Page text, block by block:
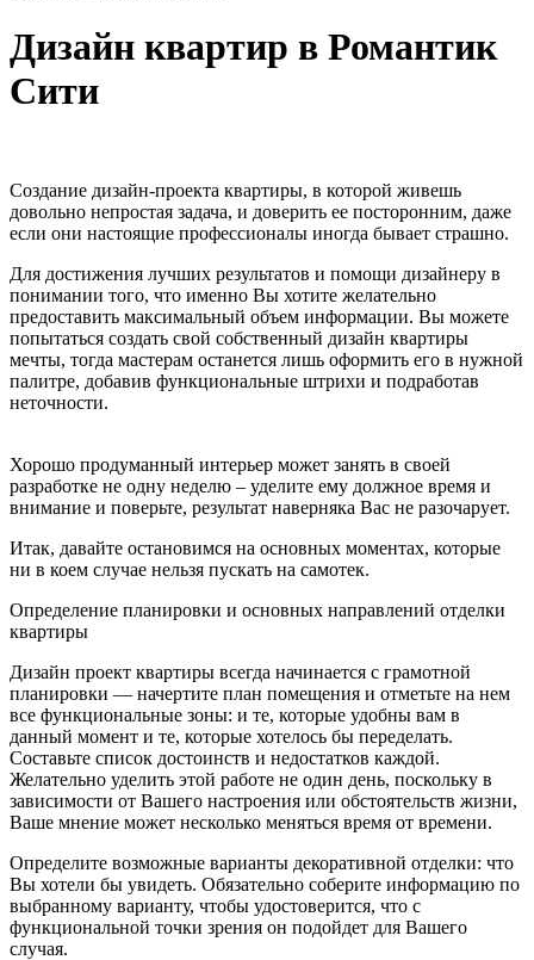
Дизайн квартир в Романтик
Сити
Создание дизайн-проекта квартиры, в которой живешь
довольно непростая задача, и доверить ее посторонним, даже
если они настоящие профессионалы иногда бывает страшно.
Для достижения лучших результатов и помощи дизайнеру в
понимании того, что именно Вы хотите желательно
предоставить максимальный объем информации. Вы можете
попытаться создать свой собственный дизайн квартиры
мечты, тогда мастерам останется лишь оформить его в нужной
палитре, добавив функциональные штрихи и подработав
неточности.
Хорошо продуманный интерьер может занять в своей
разработке не одну неделю – уделите ему должное время и
внимание и поверьте, результат наверняка Вас не разочарует.
Итак, давайте остановимся на основных моментах, которые
ни в коем случае нельзя пускать на самотек.
Определение планировки и основных направлений отделки
квартиры
Дизайн проект квартиры всегда начинается с грамотной
планировки — начертите план помещения и отметьте на нем
все функциональные зоны: и те, которые удобны вам в
данный момент и те, которые хотелось бы переделать.
Составьте список достоинств и недостатков каждой.
Желательно уделить этой работе не один день, поскольку в
зависимости от Вашего настроения или обстоятельств жизни,
Ваше мнение может несколько меняться время от времени.
Определите возможные варианты декоративной отделки: что
Вы хотели бы увидеть. Обязательно соберите информацию по
выбранному варианту, чтобы удостоверится, что с
функциональной точки зрения он подойдет для Вашего
случая.